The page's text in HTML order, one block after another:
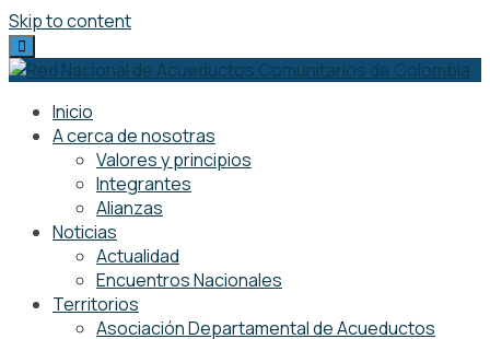
Skip to content
Inicio
A cerca de nosotras
Valores y principios
Integrantes
Alianzas
Noticias
Actualidad
Encuentros Nacionales
Territorios
Asociación Departamental de Acueductos